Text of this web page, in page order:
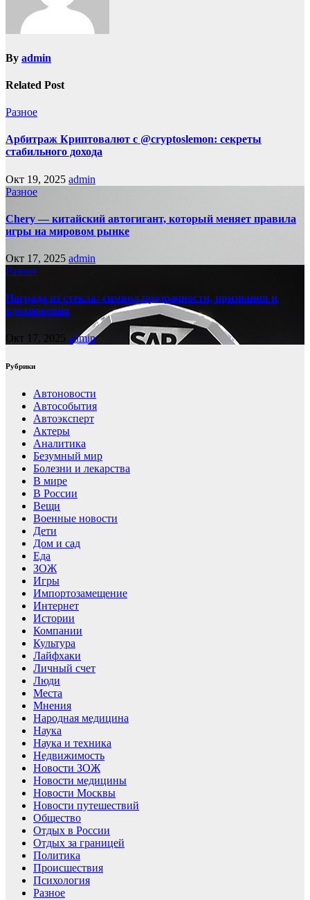
By admin
Related Post
Разное
Арбитраж Криптовалют с @cryptoslemon: секреты
стабильного дохода
Окт 19, 2025 admin
Разное
Chery — китайский автогигант, который меняет правила
игры на мировом рынке
Окт 17, 2025 admin
Разное
Награда из стекла: символ прозрачности, признания и
вдохновения
Окт 17, 2025 admin
Рубрики
Автоновости
Автособытия
Автоэксперт
Актеры
Аналитика
Безумный мир
Болезни и лекарства
В мире
В России
Вещи
Военные новости
Дети
Дом и сад
Еда
ЗОЖ
Игры
Импортозамещение
Интернет
Истории
Компании
Культура
Лайфхаки
Личный счет
Люди
Места
Мнения
Народная медицина
Наука
Наука и техника
Недвижимость
Новости ЗОЖ
Новости медицины
Новости Москвы
Новости путешествий
Общество
Отдых в России
Отдых за границей
Политика
Происшествия
Психология
Разное